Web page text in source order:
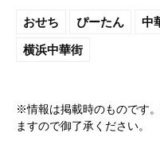
おせち ぴーたん 中
横浜中華街
※情報は掲載時のものです
ますので御了承ください。